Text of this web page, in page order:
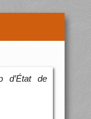
d’État de